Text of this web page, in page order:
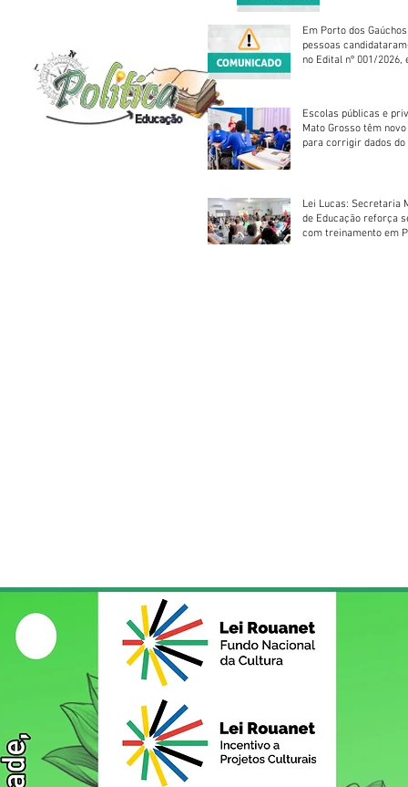
Em Porto dos
pessoas
no Edital nº 001/2026,
Escolas públicas e
Mato Grosso têm
para corrigir dados do
Lei Lucas: Secretaria
de Educação reforça
com treinamento em